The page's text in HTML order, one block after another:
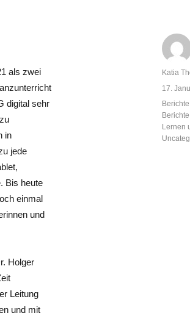
als zwei
digital sehr
in
jede
Bis heute
einmal
und
Holger
Leitung
und mit
Autor
Katia
am
17.
Lernen